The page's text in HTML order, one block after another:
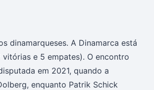
dinamarqueses. A Dinamarca está
e 5 empates). O encontro
em 2021, quando a
enquanto Patrik Schick